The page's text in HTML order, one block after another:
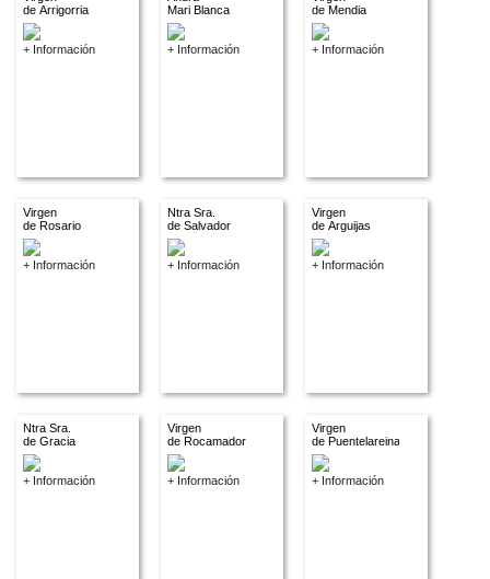
de Arrigorria
+ Información
Mari Blanca
+ Información
de Mendia
+ Información
Virgen
de Rosario
+ Información
Ntra Sra.
de Salvador
+ Información
Virgen
de Arguijas
+ Información
Ntra Sra.
de Gracia
+ Información
Virgen
de Rocamador
+ Información
Virgen
de Puentelareina
+ Información